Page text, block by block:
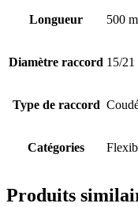
Longueur 500
Diamètre raccord 15/21
Type de raccord
Catégories
Produits